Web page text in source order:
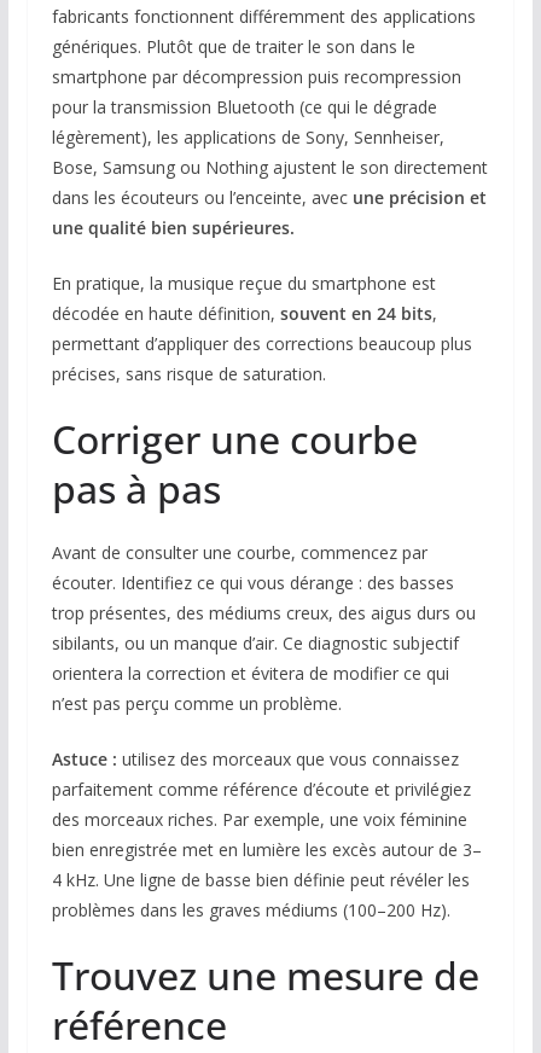
fabricants fonctionnent différemment des applications
génériques. Plutôt que de traiter le son dans le
smartphone par décompression puis recompression
pour la transmission Bluetooth (ce qui le dégrade
légèrement), les applications de Sony, Sennheiser,
Bose, Samsung ou Nothing ajustent le son directement
dans les écouteurs ou l’enceinte, avec une précision et
une qualité bien supérieures.
En pratique, la musique reçue du smartphone est
décodée en haute définition, souvent en 24 bits,
permettant d’appliquer des corrections beaucoup plus
précises, sans risque de saturation.
Corriger une courbe
pas à pas
Avant de consulter une courbe, commencez par
écouter. Identifiez ce qui vous dérange : des basses
trop présentes, des médiums creux, des aigus durs ou
sibilants, ou un manque d’air. Ce diagnostic subjectif
orientera la correction et évitera de modifier ce qui
n’est pas perçu comme un problème.
Astuce : utilisez des morceaux que vous connaissez
parfaitement comme référence d’écoute et privilégiez
des morceaux riches. Par exemple, une voix féminine
bien enregistrée met en lumière les excès autour de 3–
4 kHz. Une ligne de basse bien définie peut révéler les
problèmes dans les graves médiums (100–200 Hz).
Trouvez une mesure de
référence